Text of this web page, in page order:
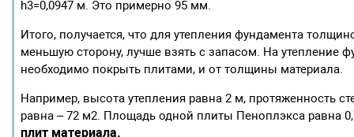
h3=0,0947 м. Это примерно 95 мм.
Итого, получается, что для утепления фундамента
меньшую сторону, лучше взять с запасом. На утепление
необходимо покрыть плитами, и от толщины материала.
Например, высота утепления равна 2 м, протяженность
равна – 72 м2. Площадь одной плиты Пеноплэкса равна
плит материала.